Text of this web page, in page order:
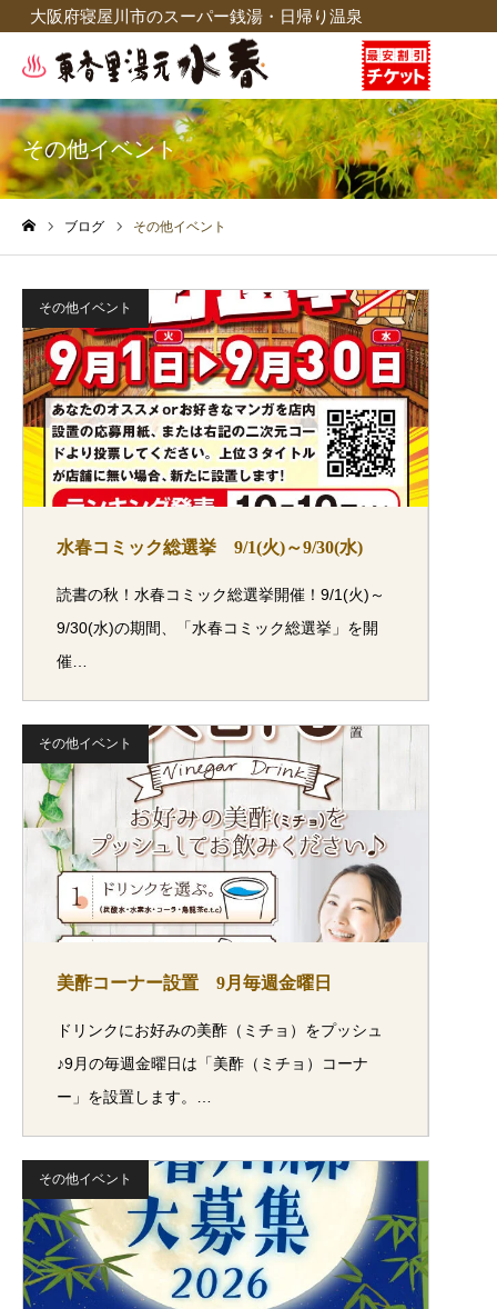
大阪府寝屋川市のスーパー銭湯・日帰り温泉
その他イベント
ブログ その他イベント
その他イベント
水春コミック総選挙 9/1(火)～9/30(水)
読書の秋！水春コミック総選挙開催！9/1(火)～
9/30(水)の期間、「水春コミック総選挙」を開
催…
その他イベント
美酢コーナー設置 9月毎週金曜日
ドリンクにお好みの美酢（ミチョ）をプッシュ
♪9月の毎週金曜日は「美酢（ミチョ）コーナ
ー」を設置します。…
その他イベント